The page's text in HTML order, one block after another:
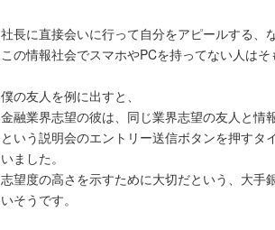
社長に直接会いに行って自分をアピールする、
この情報社会でスマホやPCを持ってない人は
僕の友人を例に出すと、
金融業界志望の彼は、同じ業界志望の友人と
という説明会のエントリー送信ボタンを押す
いました。
志望度の高さを示すために大切だという、大手
いそうです。